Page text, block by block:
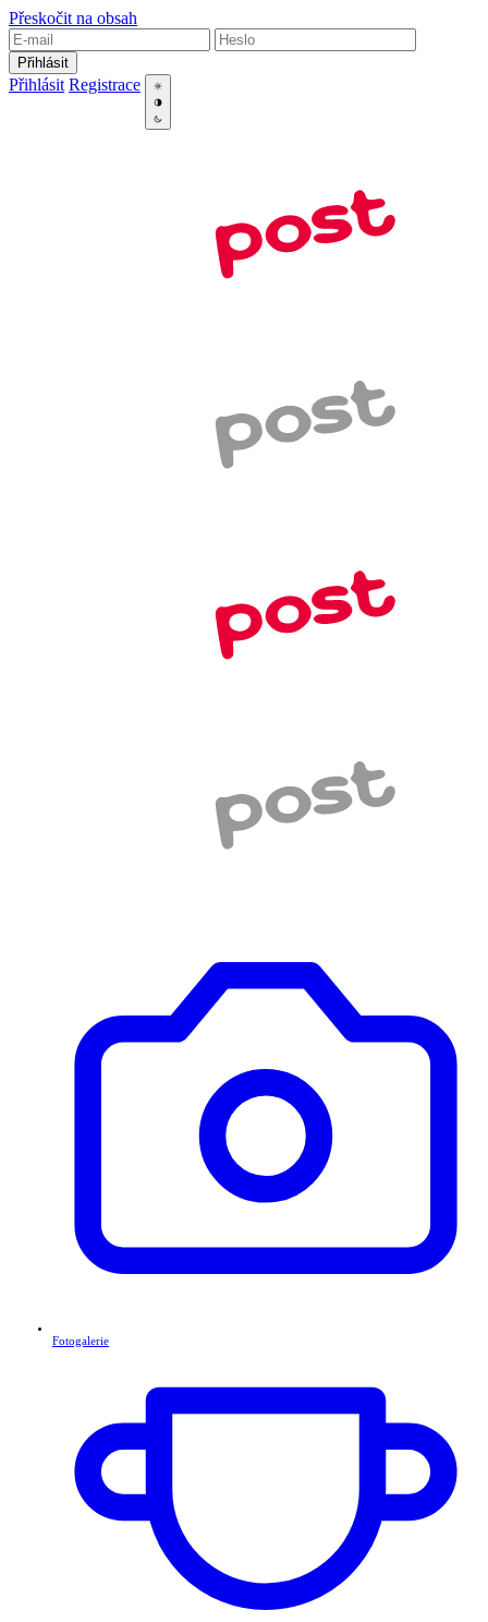
Přeskočit na obsah
Přihlásit
Přihlásit Registrace
Fotogalerie